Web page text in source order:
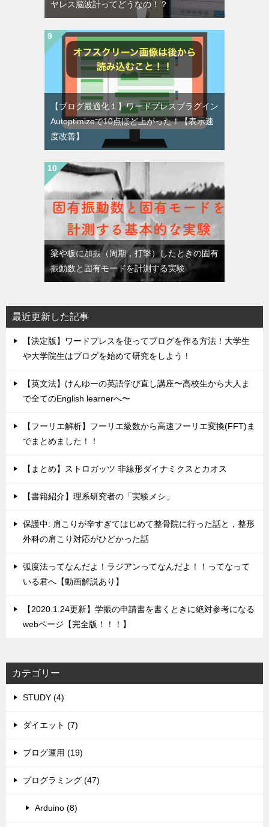
ヤレス脳波計ってどうなの！？
【ブログ最適化１】ワードプレスプラグイン
Autoptimizeで10点ほど上がった！【表示速
度改善】
梁や板に加振（周期，打撃）したときの固有
振動数と固有モードを計測する実験
最近更新した記事
【決定版】ワードプレスを使ってブログを作る方法！大学生
や大学院生はブログを始めて研究をしよう！
【英文法】けんゆーの英語学び直し講座〜高校生から大人ま
で全てのEnglish learnerへ〜
【フーリエ解析】フーリエ級数から高速フーリエ変換(FFT)ま
でまとめました！！
【まとめ】ストロガッツ 非線形ダイナミクスとカオス
【書籍紹介】理系研究者の「実験メシ」
保護中: 肩こりが辛すぎてはじめて整骨院に行った話と，整形
外科の肩こり対応がひどかった話
弧度法ってなんだよ！ラジアンってなんだよ！！ってなって
いる君へ【動画解説あり】
【2020.1.24更新】学振の申請書を書くときに絶対参考になる
webページ【完全版！！！】
カテゴリー
STUDY (4)
ダイエット (7)
ブログ運用 (19)
プログラミング (47)
Arduino (8)